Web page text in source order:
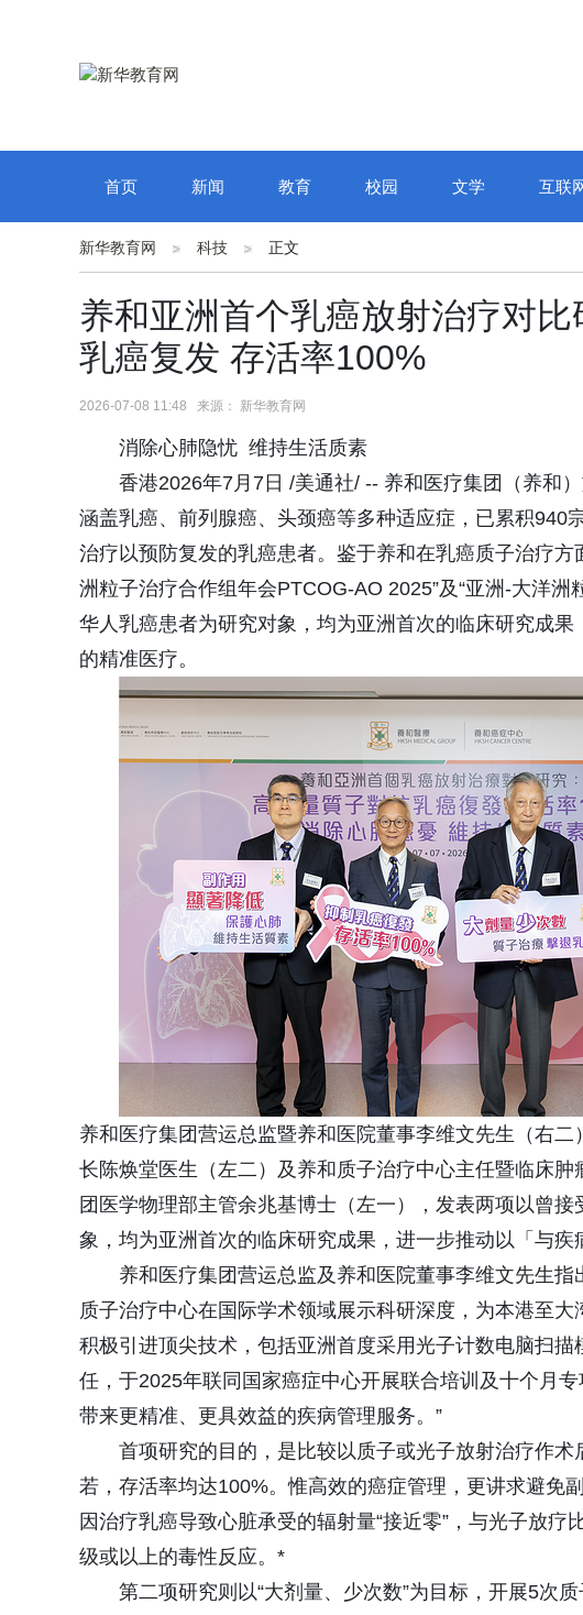
首页 新闻 教育 校园 文学 互联
新华教育网 科技 正文
养和亚洲首个乳癌放射治疗对
乳癌复发 存活率100%
2026-07-08 11:48 来源： 新华教育网
消除心肺隐忧 维持生活质素
香港2026年7月7日 /美通社/ -- 养和医疗集团（养和
涵盖乳癌、前列腺癌、头颈癌等多种适应症，已累积940
治疗以预防复发的乳癌患者。鉴于养和在乳癌质子治疗
洲粒子治疗合作组年会PTCOG-AO 2025”及“亚洲-大洋
华人乳癌患者为研究对象，均为亚洲首次的临床研究成
的精准医疗。
养和医疗集团营运总监暨养和医院董事李维文先生（右
长陈焕堂医生（左二）及养和质子治疗中心主任暨临床
团医学物理部主管余兆基博士（左一），发表两项以曾
象，均为亚洲首次的临床研究成果，进一步推动以「与疾
养和医疗集团营运总监及养和医院董事李维文先生
质子治疗中心在国际学术领域展示科研深度，为本港至
积极引进顶尖技术，包括亚洲首度采用光子计数电脑扫
任，于2025年联同国家癌症中心开展联合培训及十个月
带来更精准、更具效益的疾病管理服务。”
首项研究的目的，是比较以质子或光子放射治疗作
若，存活率均达100%。惟高效的癌症管理，更讲求避免
因治疗乳癌导致心脏承受的辐射量“接近零”，与光子放
级或以上的毒性反应。*
第二项研究则以“大剂量、少次数”为目标，开展5次